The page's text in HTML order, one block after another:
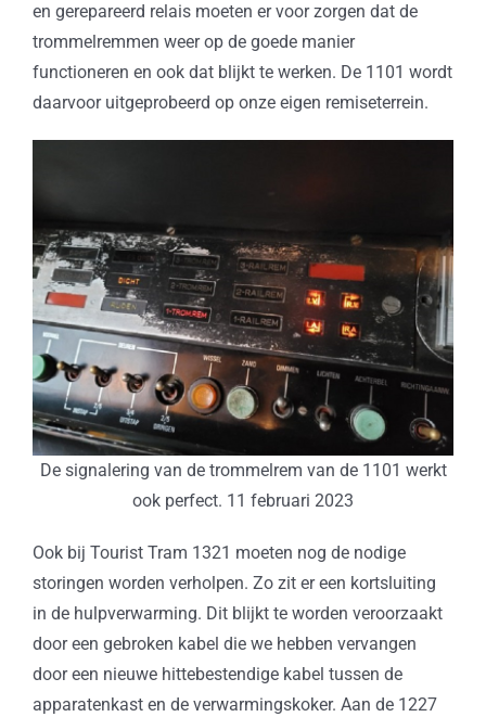
en gerepareerd relais moeten er voor zorgen dat de
trommelremmen weer op de goede manier
functioneren en ook dat blijkt te werken. De 1101 wordt
daarvoor uitgeprobeerd op onze eigen remiseterrein.
De signalering van de trommelrem van de 1101 werkt
ook perfect. 11 februari 2023
Ook bij Tourist Tram 1321 moeten nog de nodige
storingen worden verholpen. Zo zit er een kortsluiting
in de hulpverwarming. Dit blijkt te worden veroorzaakt
door een gebroken kabel die we hebben vervangen
door een nieuwe hittebestendige kabel tussen de
apparatenkast en de verwarmingskoker. Aan de 1227